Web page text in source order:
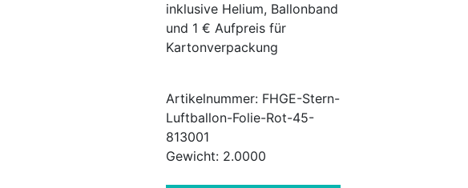
inklusive Helium, Ballonband
und 1 € Aufpreis für
Kartonverpackung
Artikelnummer: FHGE-Stern-
Luftballon-Folie-Rot-45-
813001
Gewicht: 2.0000